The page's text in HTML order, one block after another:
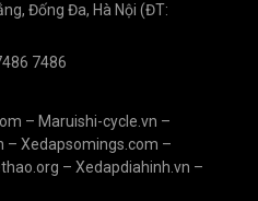
Đống Đa, Hà Nội (ĐT:
7486
– Maruishi-cycle.vn –
– Xedapsomings.com –
– Xedapdiahinh.vn –